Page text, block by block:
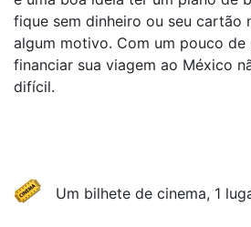
fique sem dinheiro ou seu cartão
algum motivo. Com um pouco de
financiar sua viagem ao México
difícil.
Um bilhete de cinema, 1